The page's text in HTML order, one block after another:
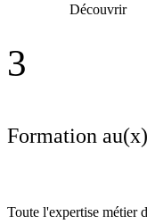
Découvrir
3
Formation
Toute l'expertise métier